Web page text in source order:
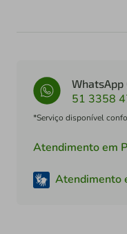
51 3358
*Serviço disponível
Atendimento em
Atendimento